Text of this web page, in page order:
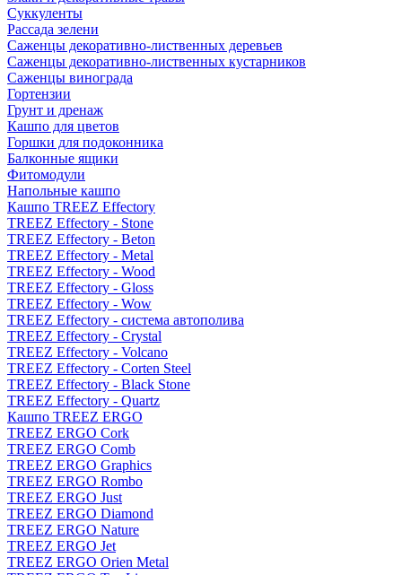
Суккуленты
Рассада зелени
Саженцы декоративно-лиственных деревьев
Саженцы декоративно-лиственных кустарников
Саженцы винограда
Гортензии
Грунт и дренаж
Кашпо для цветов
Горшки для подоконника
Балконные ящики
Фитомодули
Напольные кашпо
Кашпо TREEZ Effectory
TREEZ Effectory - Stone
TREEZ Effectory - Beton
TREEZ Effectory - Metal
TREEZ Effectory - Wood
TREEZ Effectory - Gloss
TREEZ Effectory - Wow
TREEZ Effectory - система автополива
TREEZ Effectory - Crystal
TREEZ Effectory - Volcano
TREEZ Effectory - Corten Steel
TREEZ Effectory - Black Stone
TREEZ Effectory - Quartz
Кашпо TREEZ ERGO
TREEZ ERGO Cork
TREEZ ERGO Comb
TREEZ ERGO Graphics
TREEZ ERGO Rombo
TREEZ ERGO Just
TREEZ ERGO Diamond
TREEZ ERGO Nature
TREEZ ERGO Jet
TREEZ ERGO Orien Metal